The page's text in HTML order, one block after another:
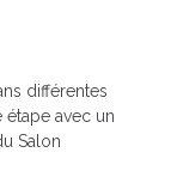
différentes
étape avec un
Salon